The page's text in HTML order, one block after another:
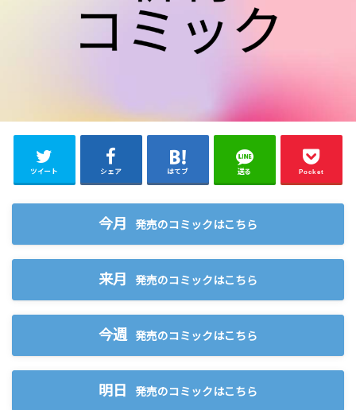
ツイート シェア はてブ 送る Pocket
今月 発売のコミックはこちら
来月 発売のコミックはこちら
今週 発売のコミックはこちら
明日 発売のコミックはこちら